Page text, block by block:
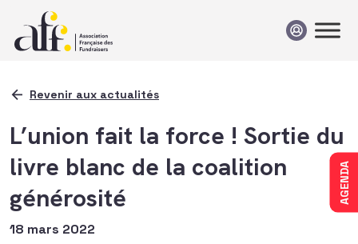
AGENDA
Revenir aux actualités
L’union fait la force ! Sortie du
livre blanc de la coalition
générosité
18 mars 2022